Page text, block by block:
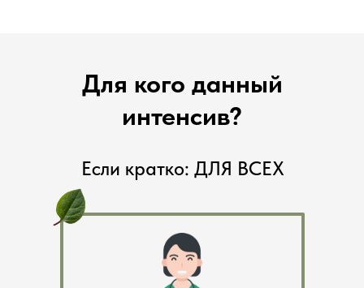
Если кратко: ДЛЯ ВСЕХ
Для кого данный
интенсив?